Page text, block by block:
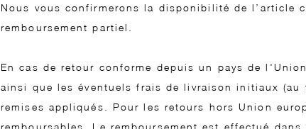
Nous vous confirmerons la disponibilité de l’article
remboursement partiel.
En cas de retour conforme depuis un pays de
ainsi que les éventuels frais de livraison initiaux
remises appliqués. Pour les retours hors Union
remboursables. Le remboursement est effectué